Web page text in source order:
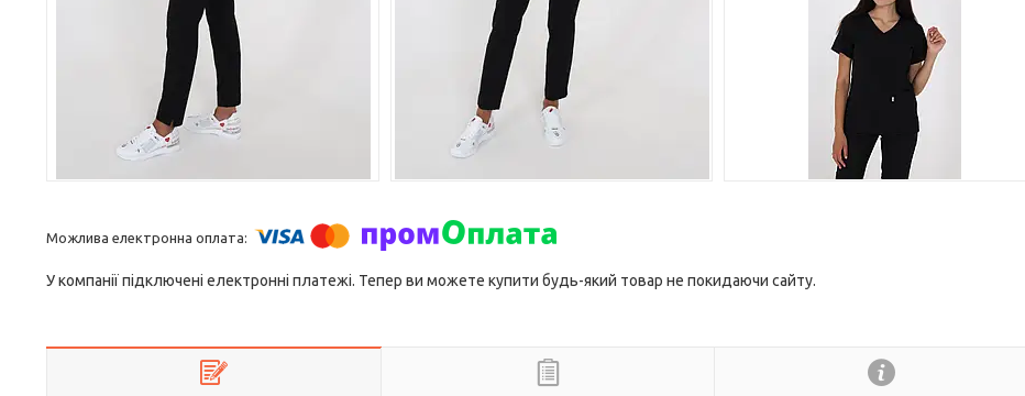
У компанії підключені електронні платежі. Тепер ви можете купити будь-який товар не покидаючи сайту.